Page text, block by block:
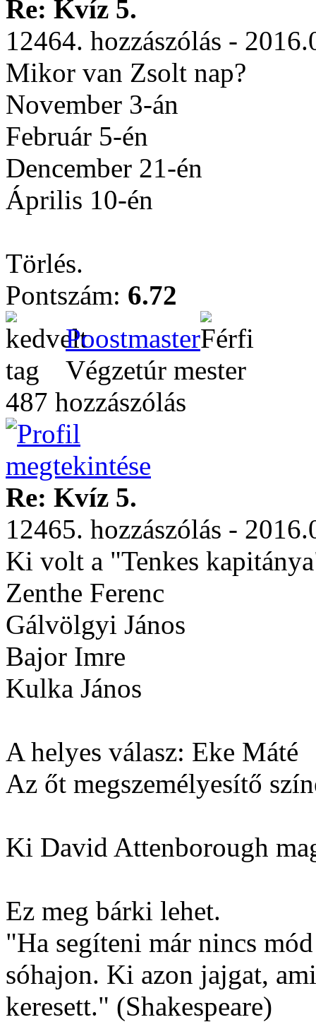
Re: Kvíz 5.
12464. hozzászólás -
Mikor van Zsolt nap?
November 3-án
Február 5-én
Dencember 21-én
Április 10-én
Törlés.
Pontszám: 6.72
Poostmaster
Végzetúr mester
487 hozzászólás
Re: Kvíz 5.
12465. hozzászólás -
Ki volt a "Tenkes
Zenthe Ferenc
Gálvölgyi János
Bajor Imre
Kulka János
A helyes válasz: Eke Máté
Az őt megszemélyesítő
Ki David Attenborough
Ez meg bárki lehet.
"Ha segíteni már nincs
sóhajon. Ki azon jajgat,
keresett." (Shakespeare)